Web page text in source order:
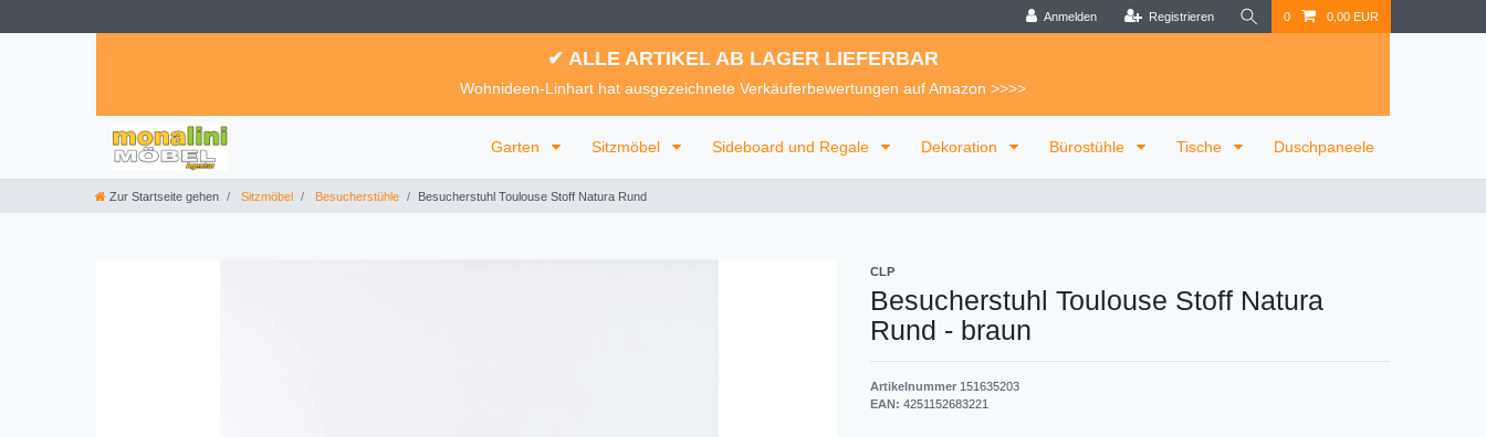
Anmelden Registrieren 0 0,00 EUR
✔ ALLE ARTIKEL AB LAGER LIEFERBAR
Wohnideen-Linhart hat ausgezeichnete Verkäuferbewertungen auf Amazon >>>>
Garten Sitzmöbel Sideboard und Regale Dekoration Bürostühle Tische Duschpaneele
Zur Startseite gehen Sitzmöbel Besucherstühle Besucherstuhl Toulouse Stoff Natura Rund
CLP
Besucherstuhl Toulouse Stoff Natura
Rund - braun
Artikelnummer 151635203
EAN: 4251152683221